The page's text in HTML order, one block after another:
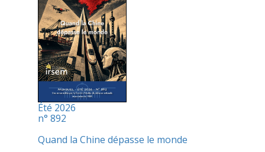
Été 2026
n° 892
Quand la Chine dépasse le monde